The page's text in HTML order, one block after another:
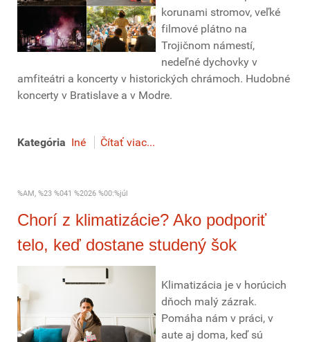
korunami stromov, veľké
filmové plátno na
Trojičnom námestí,
nedeľné dychovky v
amfiteátri a koncerty v historických chrámoch. Hudobné
koncerty v Bratislave a v Modre.
Kategória Iné Čítať viac...
%AM, %23 %041 %2026 %00:%júl
Chorí z klimatizácie? Ako podporiť
telo, keď dostane studený šok
Klimatizácia je v horúcich
dňoch malý zázrak.
Pomáha nám v práci, v
aute aj doma, keď sú